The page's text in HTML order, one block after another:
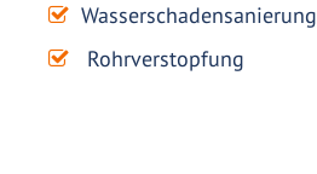
Wasserschadensanierung
Rohrverstopfung